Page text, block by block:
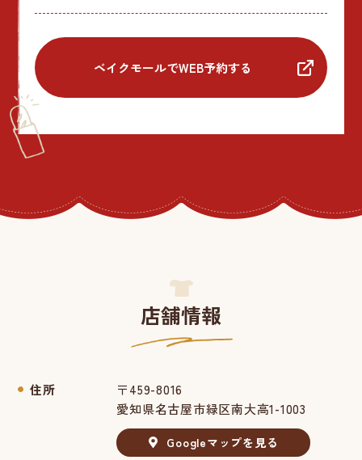
ベイクモールでWEB予約する
店舗情報
住所
〒459-8016
愛知県名古屋市緑区南大高1-1003
Googleマップを見る